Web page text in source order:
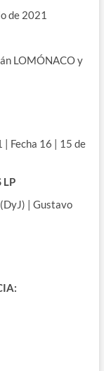
de 2021
LOMÓNACO y
| Fecha 16 | 15 de
LP
| Gustavo